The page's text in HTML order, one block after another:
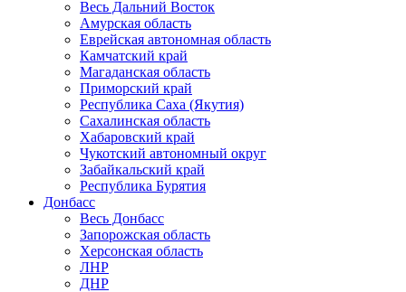
Весь Дальний Восток
Амурская область
Еврейская автономная область
Камчатский край
Магаданская область
Приморский край
Республика Саха (Якутия)
Сахалинская область
Хабаровский край
Чукотский автономный округ
Забайкальский край
Республика Бурятия
Донбасс
Весь Донбасс
Запорожская область
Херсонская область
ЛНР
ДНР